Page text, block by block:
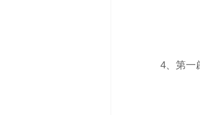
4、第一啟